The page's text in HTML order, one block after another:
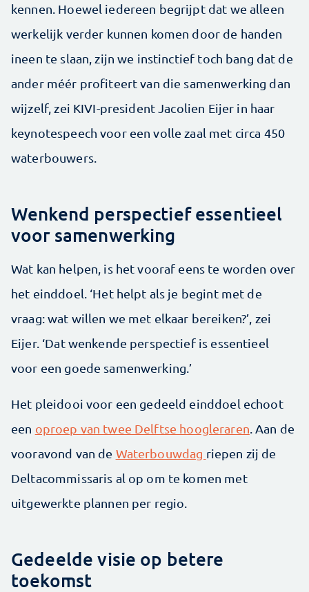
kennen. Hoewel iedereen begrijpt dat we alleen
werkelijk verder kunnen komen door de handen
ineen te slaan, zijn we instinctief toch bang dat de
ander méér profiteert van die samenwerking dan
wijzelf, zei KIVI-president Jacolien Eijer in haar
keynotespeech voor een volle zaal met circa 450
waterbouwers.
Wenkend perspectief essentieel
voor samenwerking
Wat kan helpen, is het vooraf eens te worden over
het einddoel. ‘Het helpt als je begint met de
vraag: wat willen we met elkaar bereiken?’, zei
Eijer. ‘Dat wenkende perspectief is essentieel
voor een goede samenwerking.’
Het pleidooi voor een gedeeld einddoel echoot
een oproep van twee Delftse hoogleraren . Aan de
vooravond van de Waterbouwdag riepen zij de
Deltacommissaris al op om te komen met
uitgewerkte plannen per regio.
Gedeelde visie op betere
toekomst